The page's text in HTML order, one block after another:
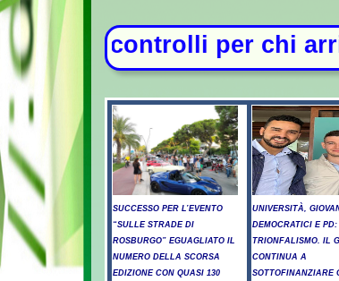
per chi arriva
SUCCESSO PER L’EVENTO
“SULLE STRADE DI
ROSBURGO” EGUAGLIATO IL
NUMERO DELLA SCORSA
EDIZIONE CON QUASI 130
UNIVERSITÀ,
DEMOCRATICI E PD:
TRIONFALISMO. IL
CONTINUA A
SOTTOFINANZIARE